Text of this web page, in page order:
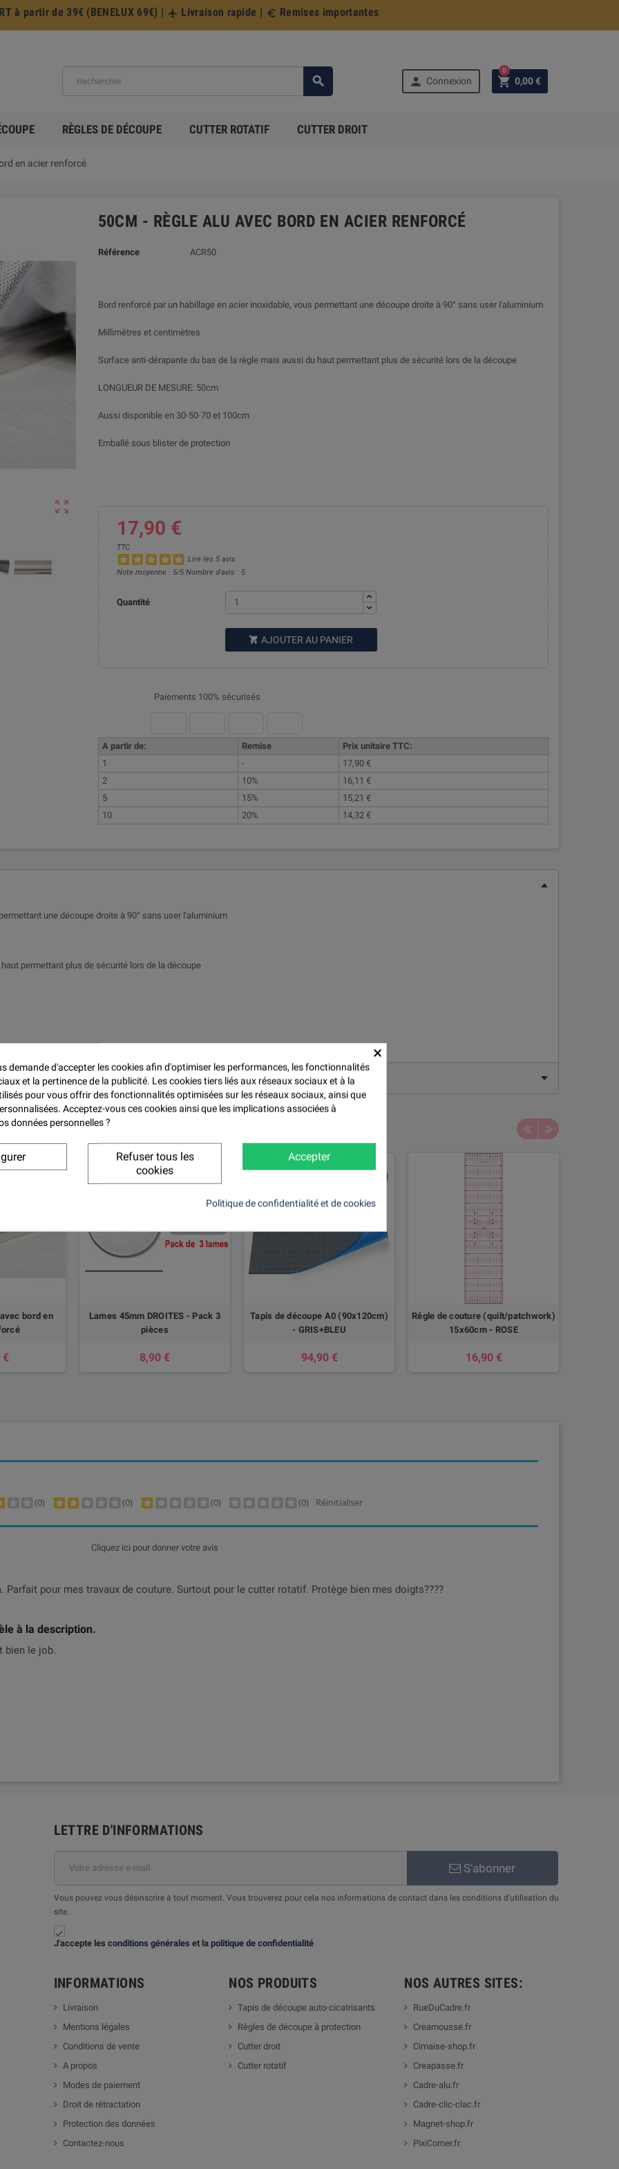
à partir de 39€ (BENELUX 69€) | flight Livraison rapide | euro_symbol Remises importantes
  Connexion  0,00 €
0
RÈGLES DE DÉCOUPE CUTTER ROTATIF CUTTER DROIT
en acier renforcé

50CM - RÈGLE ALU AVEC BORD EN ACIER RENFORCÉ
Référence ACR50
Bord renforcé par un habillage en acier inoxidable, vous permettant une découpe droite à 90° sans user l'aluminium
Millimètres et centimètres
Surface anti-dérapante du bas de la règle mais aussi du haut permettant plus de sécurité lors de la découpe
LONGUEUR DE MESURE: 50cm
Aussi disponible en 30-50-70 et 100cm
Emballé sous blister de protection
17,90 €
TTC
Lire les 5 avis
Note moyenne : 5/5 Nombre d'avis : 5
Quantité
 AJOUTER AU PANIER
Paiements 100% sécurisés
A partir de: Remise
Prix unitaire TTC:
1
-
17,90 €
2
10%
16,11 €
5
15%
15,21 €
10
20% 14,32 €
une découpe droite à 90° sans user l'aluminium
permettant plus de sécurité lors de la découpe
également acheté...
bord en
€
Lames 45mm DROITES - Pack 3
pièces
8,90 €
Tapis de découpe A0 (90x120cm)
- GRIS+BLEU
94,90 €
Régle de couture (quilt/patchwork)
15x60cm - ROSE
16,90 €
(0) (0) (0) (0) Réinitialiser
Cliquez ici pour donner votre avis
Parfait pour mes travaux de couture. Surtout pour le cutter rotatif. Protège bien mes doigts????
à la description.
bien le job.
LETTRE D'INFORMATIONS
S’abonner
Vous pouvez vous désinscrire à tout moment. Vous trouverez pour cela nos informations de contact dans les conditions d'utilisation du
site.

J'accepte les conditions générales et lapolitique de confidentialité
INFORMATIONS
Livraison
Mentions légales
Conditions de vente
A propos
Modes de paiement
Droit de rétractation
Protection des données
Contactez-nous
NOS PRODUITS
Tapis de découpe auto-cicatrisants
Règles de découpe à protection
Cutter droit
Cutter rotatif
NOS AUTRES SITES:
RueDuCadre.fr
Creamousse.fr
Cimaise-shop.fr
Creapasse.fr
Cadre-alu.fr
Cadre-clic-clac.fr
Magnet-shop.fr
PixiCorner.fr
×
demande d'accepter les cookies afin d'optimiser les performances, les fonctionnalités
et la pertinence de la publicité. Les cookies tiers liés aux réseaux sociaux et à la
pour vous offrir des fonctionnalités optimisées sur les réseaux sociaux, ainsi que
Acceptez-vous ces cookies ainsi que les implications associées à
données personnelles ?
Accepter
Refuser tous les
cookies
Politique de confidentialité et de cookies